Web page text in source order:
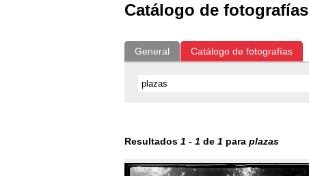
Catálogo de fotografías
General Catálogo de fotografías
Resultados 1 - 1 de 1 para plazas